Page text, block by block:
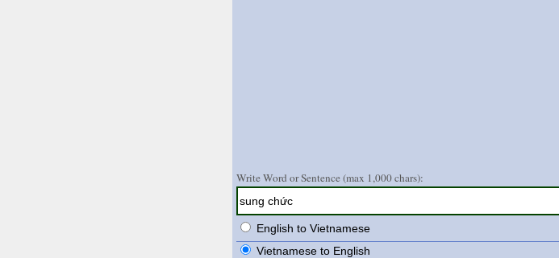
Write Word or Sentence (max 1,000 chars):
English to Vietnamese
Vietnamese to English